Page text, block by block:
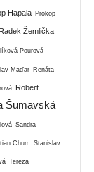
Hapala Prokop
Radek Žemlička
Pourová
Maďar Renáta
Robert
Šumavská
Sandra
Chum Stanislav
Tereza